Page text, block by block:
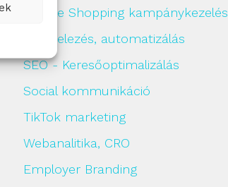
Google Shopping kampánykezelés
Hírlevelezés, automatizálás
SEO - Keresőoptimalizálás
Social kommunikáció
TikTok marketing
Webanalitika, CRO
Employer Branding